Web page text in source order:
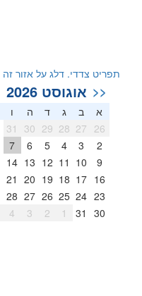
תפריט צדדי. דלג על אזור זה
<< אוגוסט 2026
א ב ג ד ה ו
26
27
28
29
30
31
2
3
4
5
6
7
9
10
11
12
13
14
16
17
18
19
20
21
23
24
25
26
27
28
30
31
1
2
3
4